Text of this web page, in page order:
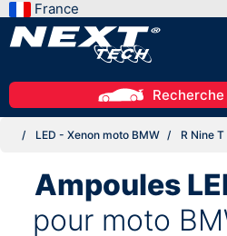
France
LED - Xenon moto BMW R Nine
Ampoules
pour moto